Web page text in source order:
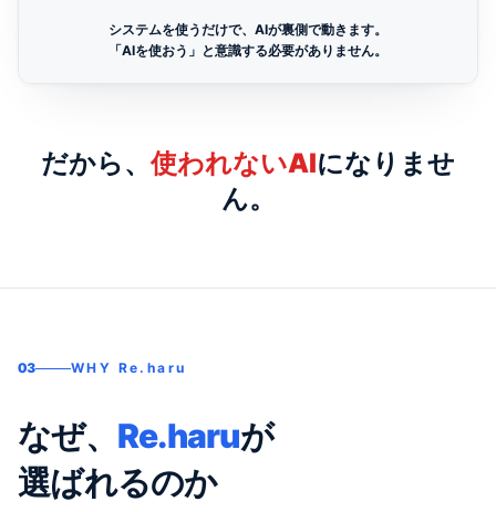
システムを使うだけで、AIが裏側で動きます。
「AIを使おう」と意識する必要がありません。
だから、使われないAIになりませ
ん。
03 WHY Re.haru
なぜ、 Re.haruが
選ばれるのか